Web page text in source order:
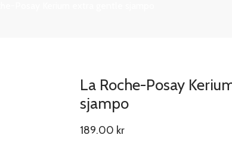
La Roche-Posay
sjampo
189.00 kr